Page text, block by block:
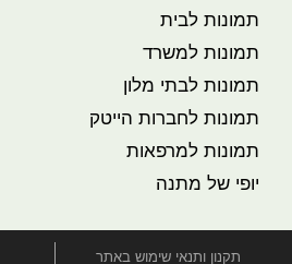
תמונות לבית
תמונות למשרד
תמונות לבתי מלון
תמונות לחברות הייטק
תמונות למרפאות
יופי של מתנה
תקנון ותנאי שימוש באתר